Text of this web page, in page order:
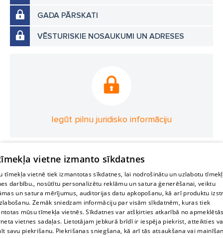
GADA PĀRSKATI
VĒSTURISKIE NOSAUKUMI UN ADRESES
Iegūt pilnu juridisko informāciju
vietne izmanto sīkdatnes
tīmekļa vietnē tiek izmantotas sīkdatnes, lai nodrošinātu un uzlabotu
darbību., nosūtītu personalizētu reklāmu un satura ģenerēšanai, veiktu
un satura mērījumus, auditorijas datu apkopošanu, kā arī produktu
Zemāk sniedzam informāciju par visām sīkdatnēm, kuras tiek
mūsu tīmekļa vietnēs. Sīkdatnes var atšķirties atkarībā no
vietnes sadaļas. Lietotājam jebkurā brīdī ir iespēja piekrist, atteikties
savu piekrišanu. Piekrišanas sniegšana, kā arī tās atsaukšana vai